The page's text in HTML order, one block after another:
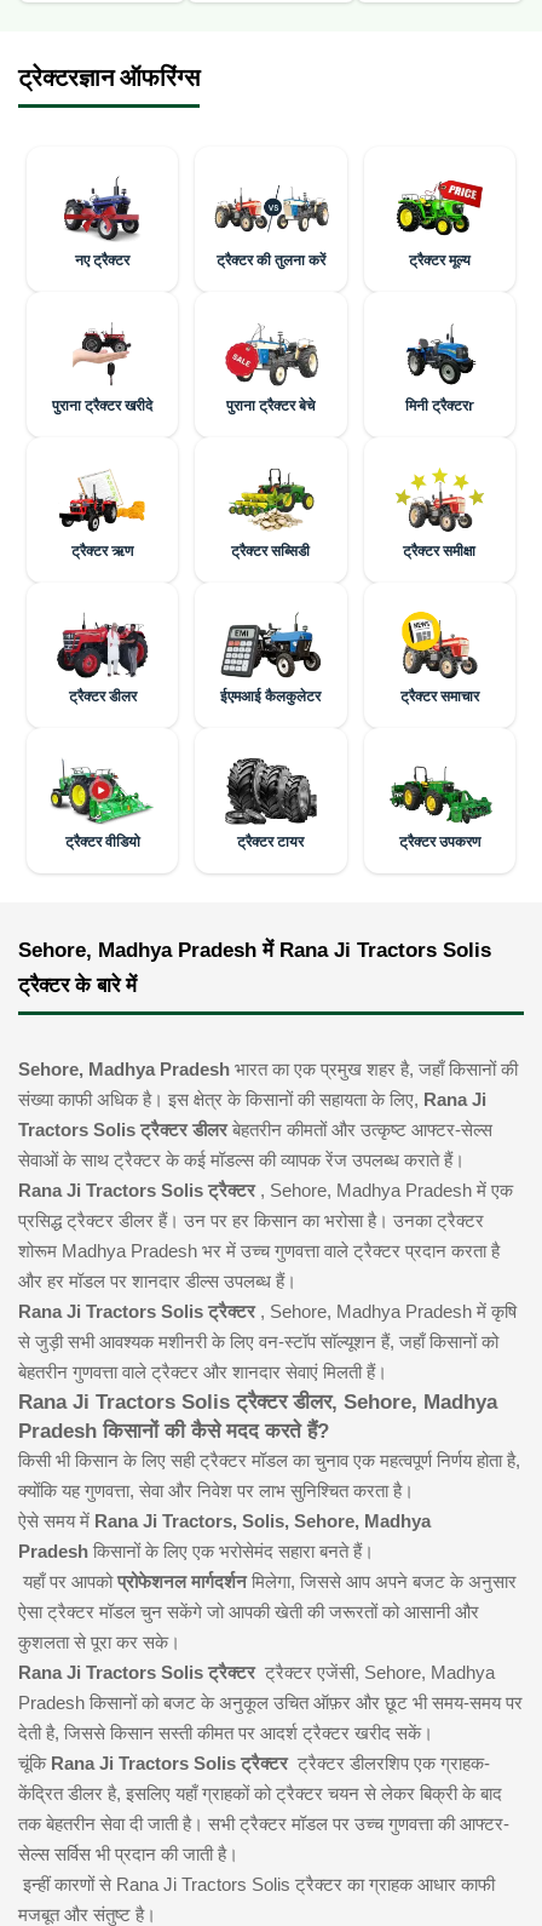
ट्रेक्टरज्ञान ऑफरिंग्स
नए ट्रैक्टर ट्रैक्टर की तुलना करें ट्रैक्टर मूल्य
पुराना ट्रैक्टर खरीदे पुराना ट्रैक्टर बेचे मिनी ट्रैक्टरr
ट्रैक्टर ऋण ट्रैक्टर सब्सिडी ट्रैक्टर समीक्षा
ट्रैक्टर डीलर ईएमआई कैलकुलेटर ट्रैक्टर समाचार
ट्रैक्टर वीडियो ट्रैक्टर टायर ट्रैक्टर उपकरण
Sehore, Madhya Pradesh में Rana Ji Tractors Solis
ट्रैक्टर के बारे में
Sehore, Madhya Pradesh भारत का एक प्रमुख शहर है, जहाँ किसानों की
संख्या काफी अधिक है। इस क्षेत्र के किसानों की सहायता के लिए, Rana Ji
Tractors Solis ट्रैक्टर डीलरबेहतरीन कीमतों और उत्कृष्ट आफ्टर-सेल्स
सेवाओं के साथ ट्रैक्टर के कई मॉडल्स की व्यापक रेंज उपलब्ध कराते हैं।
Rana Ji Tractors Solis ट्रैक्टर , Sehore, Madhya Pradesh में एक
प्रसिद्ध ट्रैक्टर डीलर हैं। उन पर हर किसान का भरोसा है। उनका ट्रैक्टर
शोरूम Madhya Pradesh भर में उच्च गुणवत्ता वाले ट्रैक्टर प्रदान करता है
और हर मॉडल पर शानदार डील्स उपलब्ध हैं।
Rana Ji Tractors Solis ट्रैक्टर , Sehore, Madhya Pradesh में कृषि
से जुड़ी सभी आवश्यक मशीनरी के लिए वन-स्टॉप सॉल्यूशन हैं, जहाँ किसानों को
बेहतरीन गुणवत्ता वाले ट्रैक्टर और शानदार सेवाएं मिलती हैं।
Rana Ji Tractors Solis ट्रैक्टर डीलर, Sehore, Madhya
Pradesh किसानों की कैसे मदद करते हैं?
किसी भी किसान के लिए सही ट्रैक्टर मॉडल का चुनाव एक महत्वपूर्ण निर्णय होता है,
क्योंकि यह गुणवत्ता, सेवा और निवेश पर लाभ सुनिश्चित करता है।
ऐसे समय में Rana Ji Tractors, Solis, Sehore, Madhya
Pradesh किसानों के लिए एक भरोसेमंद सहारा बनते हैं।
यहाँ पर आपकोप्रोफेशनल मार्गदर्शनमिलेगा, जिससे आप अपने बजट के अनुसार
ऐसा ट्रैक्टर मॉडल चुन सकेंगे जो आपकी खेती की जरूरतों को आसानी और
कुशलता से पूरा कर सके।
Rana Ji Tractors Solis ट्रैक्टर ट्रैक्टर एजेंसी, Sehore, Madhya
Pradesh किसानों को बजट के अनुकूल उचित ऑफ़र और छूट भी समय-समय पर
देती है, जिससे किसान सस्ती कीमत पर आदर्श ट्रैक्टर खरीद सकें।
चूंकि Rana Ji Tractors Solis ट्रैक्टर ट्रैक्टर डीलरशिप एक ग्राहक-
केंद्रित डीलर है, इसलिए यहाँ ग्राहकों को ट्रैक्टर चयन से लेकर बिक्री के बाद
तक बेहतरीन सेवा दी जाती है। सभी ट्रैक्टर मॉडल पर उच्च गुणवत्ता की आफ्टर-
सेल्स सर्विस भी प्रदान की जाती है।
इन्हीं कारणों से Rana Ji Tractors Solis ट्रैक्टर का ग्राहक आधार काफी
मजबूत और संतुष्ट है।